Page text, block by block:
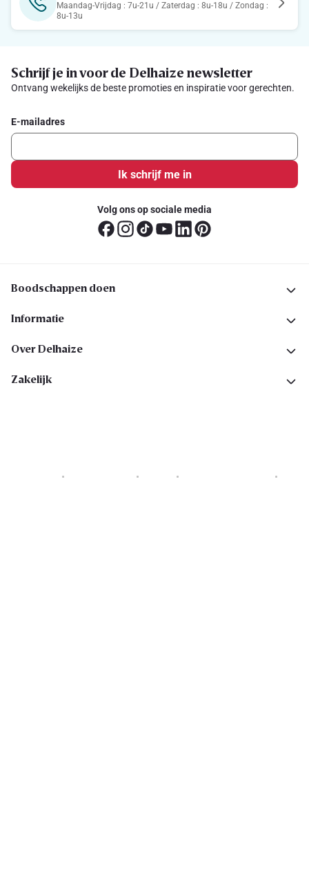
Maandag-Vrijdag : 7u-21u / Zaterdag : 8u-18u / Zondag :
8u-13u
Schrijf je in voor de Delhaize newsletter
Ontvang wekelijks de beste promoties en inspiratie voor gerechten.
E-mailadres
Ik schrijf me in
Volg ons op sociale media
Boodschappen doen
Informatie
Over Delhaize
Zakelijk